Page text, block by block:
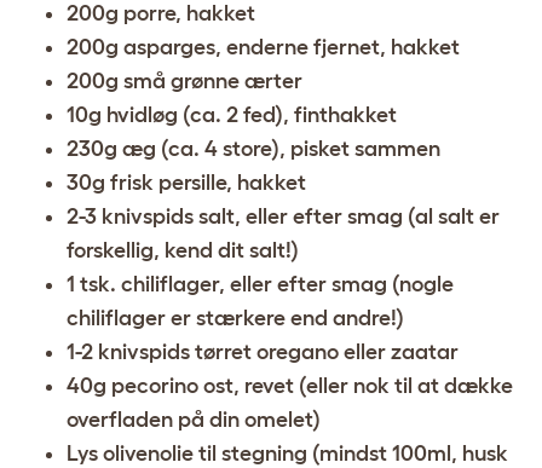
200g porre, hakket
200g asparges, enderne fjernet, hakket
200g små grønne ærter
10g hvidløg (ca. 2 fed), finthakket
230g æg (ca. 4 store), pisket sammen
30g frisk persille, hakket
2-3 knivspids salt, eller efter smag (al salt er
forskellig, kend dit salt!)
1 tsk. chiliflager, eller efter smag (nogle
chiliflager er stærkere end andre!)
1-2 knivspids tørret oregano eller zaatar
40g pecorino ost, revet (eller nok til at dække
overfladen på din omelet)
Lys olivenolie til stegning (mindst 100ml, husk